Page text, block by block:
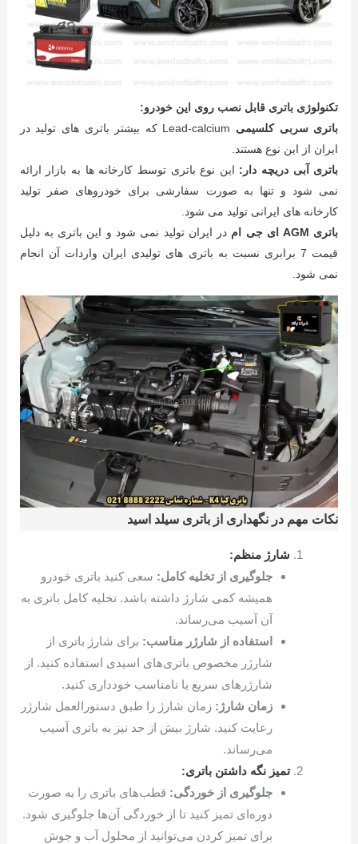
تکنولوژی باتری قابل نصب روی این خودرو:
باتری سربی کلسیمی
Lead-calcium که بیشتر باتری های تولید در
ایران از این نوع هستند.
باتری آبی دریچه دار: این نوع باتری توسط کارخانه ها به بازار ارائه
نمی شود و تنها به صورت سفارشی برای خودروهای صفر تولید
کارخانه های ایرانی تولید می شود.
باتری AGM ای جی ام
در ایران تولید نمی شود و این باتری به دلیل
قیمت 7 برابری نسبت به باتری های تولیدی ایران واردات آن انجام
نمی شود.
نکات مهم در نگهداری از باتری سیلد اسید
شارژ منظم:
جلوگیری از تخلیه کامل: سعی کنید باتری خودرو
همیشه کمی شارژ داشته باشد. تخلیه کامل باتری به
آن آسیب می‌رساند.
استفاده از شارژر مناسب: برای شارژ باتری از
شارژر مخصوص باتری‌های اسیدی استفاده کنید. از
شارژرهای سریع یا نامناسب خودداری کنید.
زمان شارژ: زمان شارژ را طبق دستورالعمل شارژر
رعایت کنید. شارژ بیش از حد نیز به باتری آسیب
می‌رساند.
تمیز نگه داشتن باتری:
جلوگیری از خوردگی: قطب‌های باتری را به صورت
دوره‌ای تمیز کنید تا از خوردگی آن‌ها جلوگیری شود.
برای تمیز کردن می‌توانید از محلول آب و جوش